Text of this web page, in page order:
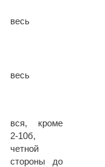
весь
весь
вся, кроме
2-10б,
четной
стороны до